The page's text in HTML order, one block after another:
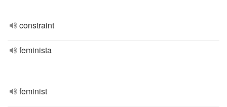
constraint
feminista
feminist